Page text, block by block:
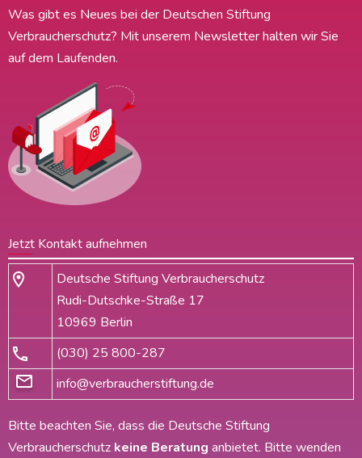
Was gibt es Neues bei der Deutschen Stiftung
Verbraucherschutz? Mit unserem Newsletter halten wir Sie
auf dem Laufenden.
Jetzt Kontakt aufnehmen
Deutsche Stiftung Verbraucherschutz
Rudi-Dutschke-Straße 17
10969 Berlin
(030) 25 800-287
info@verbraucherstiftung.de
Bitte beachten Sie, dass die Deutsche Stiftung
Verbraucherschutz keine Beratung anbietet. Bitte wenden